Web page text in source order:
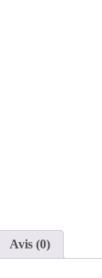
Avis (0)